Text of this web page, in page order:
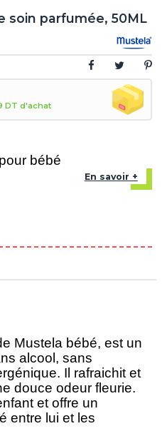
soin parfumée, 50ML
DT d'achat
bébé
En savoir +
Mustela bébé, est un
alcool, sans
Il rafraichit et
douce odeur fleurie.
et offre un
entre lui et les